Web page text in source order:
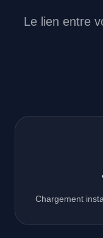
Le lien entre
Chargement